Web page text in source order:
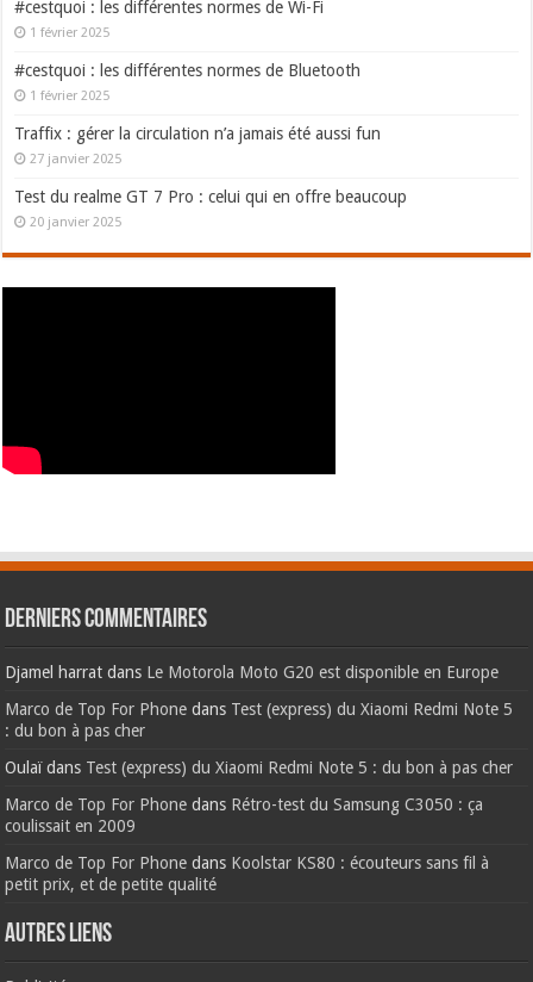
#cestquoi : les différentes normes de Wi-Fi
1 février 2025
#cestquoi : les différentes normes de Bluetooth
1 février 2025
Traffix : gérer la circulation n’a jamais été aussi fun
27 janvier 2025
Test du realme GT 7 Pro : celui qui en offre beaucoup
20 janvier 2025
Derniers commentaires
Djamel harrat dans Le Motorola Moto G20 est disponible en Europe
Marco de Top For Phone dans Test (express) du Xiaomi Redmi Note 5
: du bon à pas cher
Oulaïdans Test (express) du Xiaomi Redmi Note 5 : du bon à pas cher
Marco de Top For Phone dans Rétro-test du Samsung C3050 : ça
coulissait en 2009
Marco de Top For Phone dans Koolstar KS80 : écouteurs sans fil à
petit prix, et de petite qualité
AUTRES LIENS